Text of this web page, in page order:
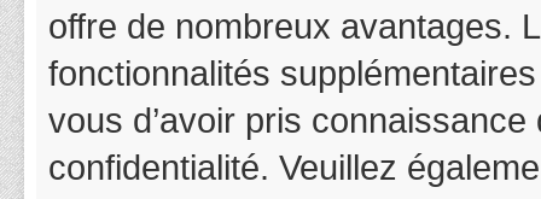
offre de nombreux avantages.
fonctionnalités
vous d’avoir pris
confidentialité. Veuillez